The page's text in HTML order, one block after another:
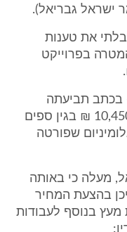
את טענות
בפרוייקט
בכתב תביעתה
תובעת התובעת תשלום בסך של 10,450 ₪ בגין ספים
שפורטה
מעלה כי באותה
בהצעת המחיר
בנוסף לעבודות